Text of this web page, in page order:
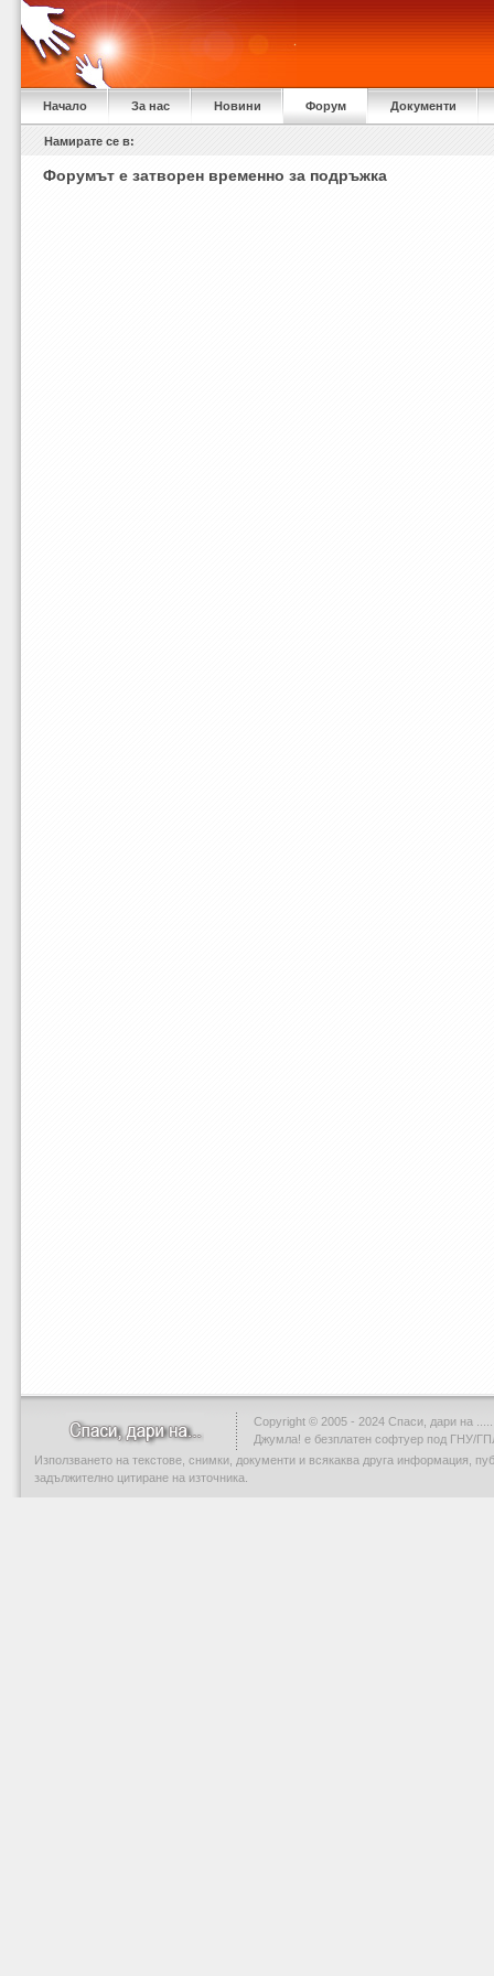
Начало За нас Новини Форум Документи
Намирате се в:
Форумът е затворен временно за подръжка
Copyright © 2005 - 2024 Спаси, дари на .....
Джумла! е безплатен софтуер под ГНУ/
Използването на текстове, снимки, документи и всякаква друга информация,
задължително цитиране на източника.